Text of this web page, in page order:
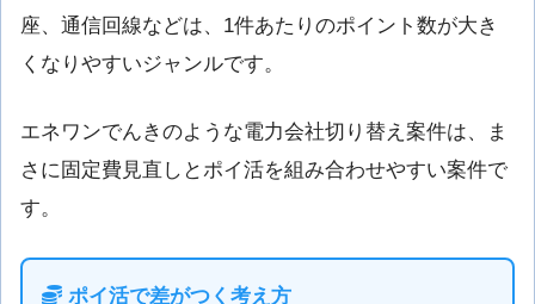
座、通信回線などは、1件あたりのポイント数が大き
くなりやすいジャンルです。
エネワンでんきのような電力会社切り替え案件は、ま
さに固定費見直しとポイ活を組み合わせやすい案件で
す。
ポイ活で差がつく考え方